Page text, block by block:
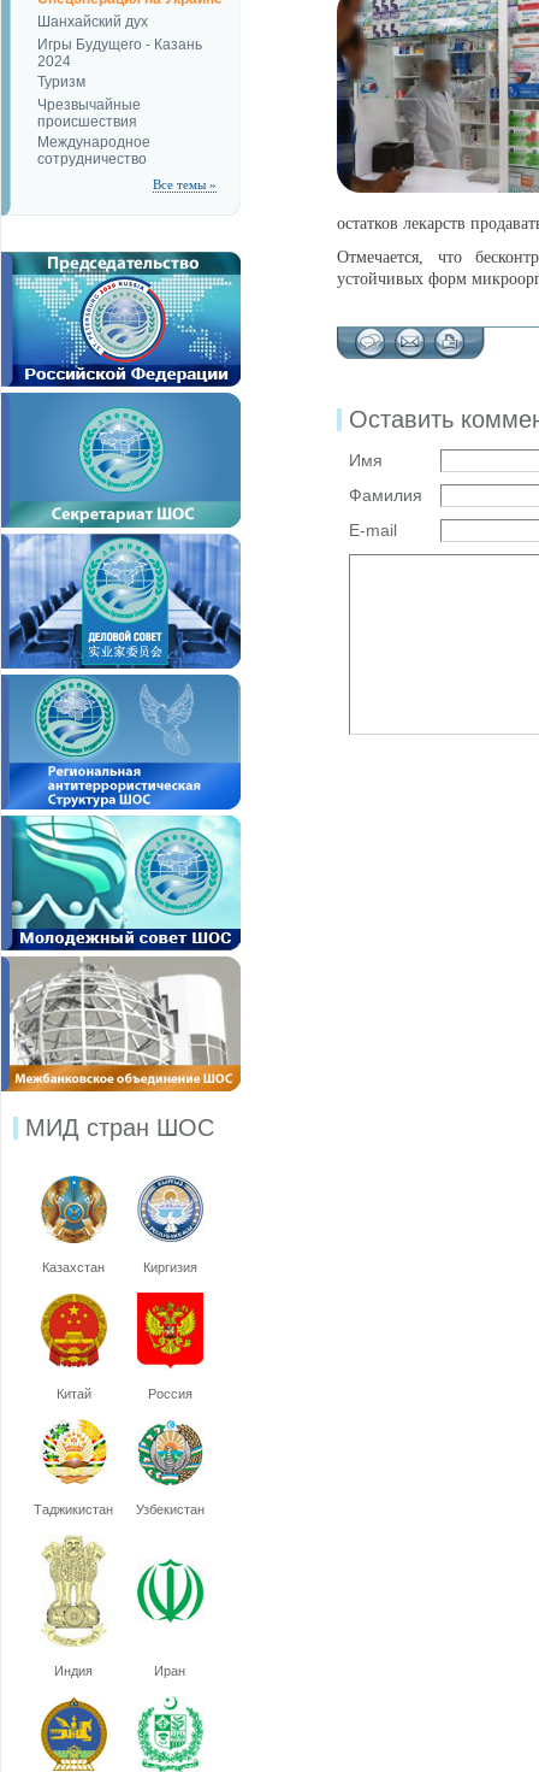
Шанхайский дух
Игры Будущего - Казань
2024
Туризм
Чрезвычайные
происшествия
Международное
сотрудничество
Все темы »
МИД стран ШОС
Казахстан Киргизия
Китай Россия
Таджикистан Узбекистан
Индия Иран
остатков лекарств
Отмечается, что
устойчивых форм
Оставить
Имя
Фамилия
E-mail